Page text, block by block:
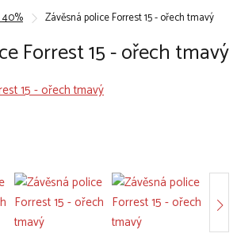
40% Závěsná police Forrest 15 - ořech tmavý
Forrest 15 - ořech tmavý